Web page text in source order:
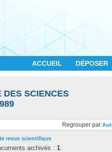
ACCUEIL DÉPOSER
DES SCIENCES
Regrouper par
revue scientifique
archivés : 1.